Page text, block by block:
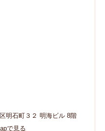
明石町３２ 明海ビル 8階
で見る